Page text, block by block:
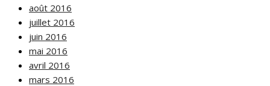
août 2016
juillet 2016
juin 2016
mai 2016
avril 2016
mars 2016